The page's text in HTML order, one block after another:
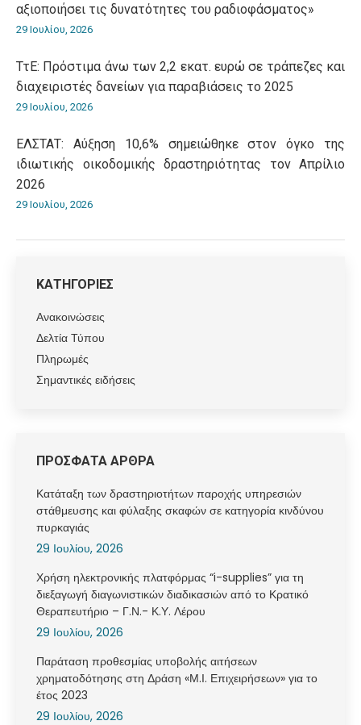
αξιοποιήσει τις δυνατότητες του ραδιοφάσματος»
29 Ιουλίου, 2026
ΤτΕ: Πρόστιμα άνω των 2,2 εκατ. ευρώ σε τράπεζες και
διαχειριστές δανείων για παραβιάσεις το 2025
29 Ιουλίου, 2026
ΕΛΣΤΑΤ: Αύξηση 10,6% σημειώθηκε στον όγκο της
ιδιωτικής οικοδομικής δραστηριότητας τον Απρίλιο
2026
29 Ιουλίου, 2026
ΚΑΤΗΓΟΡΙΕΣ
Ανακοινώσεις
Δελτία Τύπου
Πληρωμές
Σημαντικές ειδήσεις
ΠΡΟΣΦΑΤΑ ΑΡΘΡΑ
Κατάταξη των δραστηριοτήτων παροχής υπηρεσιών
στάθμευσης και φύλαξης σκαφών σε κατηγορία κινδύνου
πυρκαγιάς
29 Ιουλίου, 2026
Χρήση ηλεκτρονικής πλατφόρμας “i-supplies” για τη
διεξαγωγή διαγωνιστικών διαδικασιών από το Κρατικό
Θεραπευτήριο – Γ.Ν.- Κ.Υ. Λέρου
29 Ιουλίου, 2026
Παράταση προθεσμίας υποβολής αιτήσεων
χρηματοδότησης στη Δράση «Μ.Ι. Επιχειρήσεων» για το
έτος 2023
29 Ιουλίου, 2026